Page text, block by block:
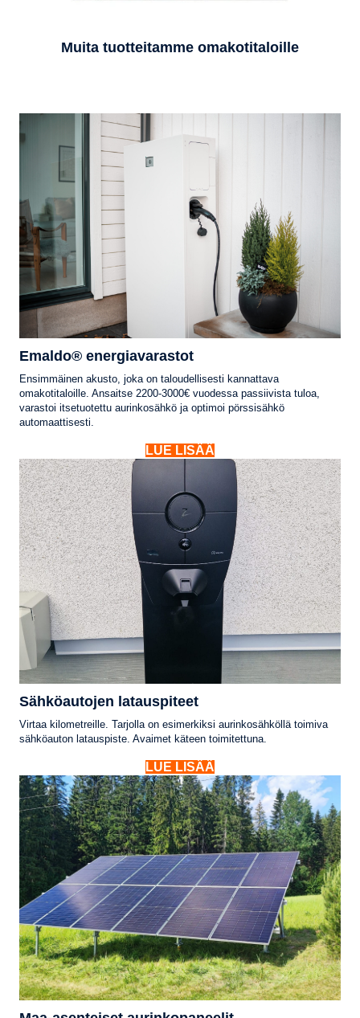
Muita tuotteitamme omakotitaloille
Emaldo® energiavarastot
Ensimmäinen akusto, joka on taloudellisesti kannattava
omakotitaloille. Ansaitse 2200-3000€ vuodessa passiivista tuloa,
varastoi itsetuotettu aurinkosähkö ja optimoi pörssisähkö
automaattisesti.
LUE LISÄÄ
Sähköautojen latauspiteet
Virtaa kilometreille. Tarjolla on esimerkiksi aurinkosähköllä toimiva
sähköauton latauspiste. Avaimet käteen toimitettuna.
LUE LISÄÄ